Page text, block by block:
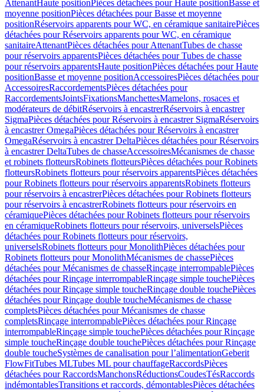
AttenantHaute positionPièces détachées pour Haute positionBasse et
moyenne positionPièces détachées pour Basse et moyenne
positionRéservoirs apparents pour WC, en céramique sanitairePièces
détachées pour Réservoirs apparents pour WC, en céramique
sanitaireAttenantPièces détachées pour AttenantTubes de chasse
pour réservoirs apparentsPièces détachées pour Tubes de chasse
pour réservoirs apparentsHaute positionPièces détachées pour Haute
positionBasse et moyenne positionAccessoiresPièces détachées pour
AccessoiresRaccordementsPièces détachées pour
RaccordementsJointsFixationsManchettesMamelons, rosaces et
modérateurs de débitRéservoirs à encastrerRéservoirs à encastrer
SigmaPièces détachées pour Réservoirs à encastrer SigmaRéservoirs
à encastrer OmegaPièces détachées pour Réservoirs à encastrer
OmegaRéservoirs à encastrer DeltaPièces détachées pour Réservoirs
à encastrer DeltaTubes de chasseAccessoiresMécanismes de chasse
et robinets flotteursRobinets flotteursPièces détachées pour Robinets
flotteursRobinets flotteurs pour réservoirs apparentsPièces détachées
pour Robinets flotteurs pour réservoirs apparentsRobinets flotteurs
pour réservoirs à encastrerPièces détachées pour Robinets flotteurs
pour réservoirs à encastrerRobinets flotteurs pour réservoirs en
céramiquePièces détachées pour Robinets flotteurs pour réservoirs
en céramiqueRobinets flotteurs pour réservoirs, universelsPièces
détachées pour Robinets flotteurs pour réservoirs,
universelsRobinets flotteurs pour MonolithPièces détachées pour
Robinets flotteurs pour MonolithMécanismes de chassePièces
détachées pour Mécanismes de chasseRinçage interrompablePièces
détachées pour Rinçage interrompableRinçage simple touchePièces
détachées pour Rinçage simple toucheRinçage double touchePièces
détachées pour Rinçage double toucheMécanismes de chasse
completsPièces détachées pour Mécanismes de chasse
completsRinçage interrompablePièces détachées pour Rinçage
interrompableRinçage simple touchePièces détachées pour Rinçage
simple toucheRinçage double touchePièces détachées pour Rinçage
double toucheSystèmes de canalisation pour l’alimentationGeberit
FlowFitTubes MLTubes ML pour chauffageRaccordsPièces
détachées pour RaccordsManchonsRéductionsCoudesTésRaccords
indémontablesTransitions et raccords, démontablesPièces détachées